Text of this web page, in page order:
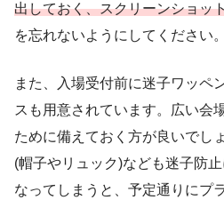
出しておく、スクリーンショッ
を忘れないようにしてください。
また、入場受付前に迷子ワッペ
スも用意されています。広い会
ために備えておく方が良いでし
(帽子やリュック)なども迷子防
なってしまうと、予定通りにプ